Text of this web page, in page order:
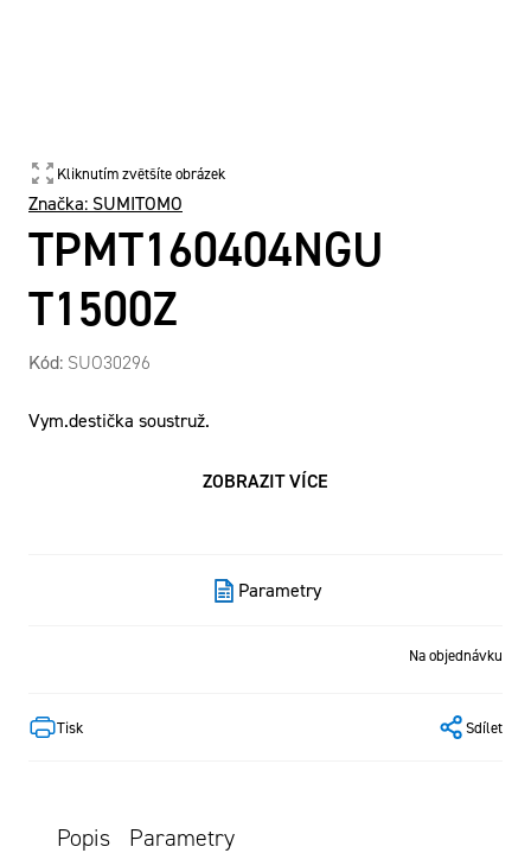
Kliknutím zvětšíte obrázek
TPMT160404NGU
T1500Z
Značka: SUMITOMO
Kód: SUO30296
Vym.destička soustruž.
ZOBRAZIT VÍCE
Tisk Sdílet
Na objednávku
Parametry
Popis Parametry